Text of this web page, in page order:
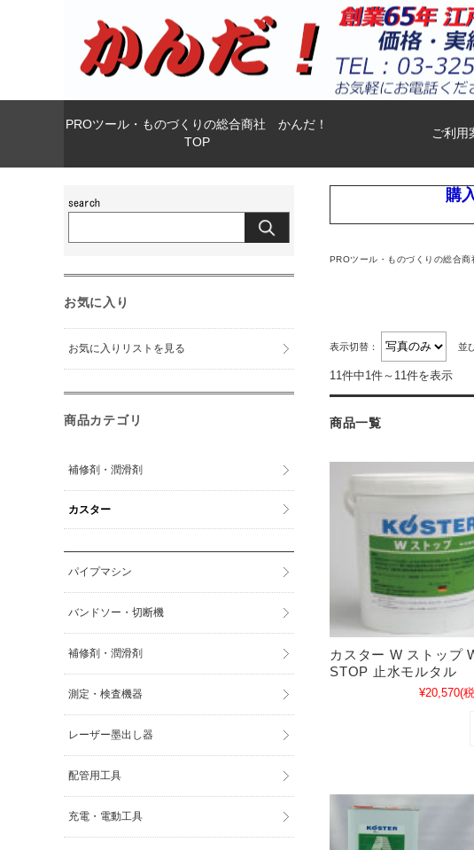
PROツール・ものづくりの総合商社 かんだ！
TOP
ご利用
購
PROツール・ものづくりの総合
表示切替： 並
11件中1件～11件を表示
商品一覧
カスター W ストップ
STOP 止水モルタル
¥20,570(
お気に入り
お気に入りリストを見る
商品カテゴリ
補修剤・潤滑剤
カスター
パイプマシン
バンドソー・切断機
補修剤・潤滑剤
測定・検査機器
レーザー墨出し器
配管用工具
充電・電動工具